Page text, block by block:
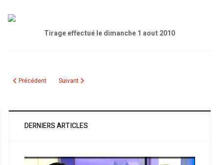
Tirage effectué le dimanche 1 aout 2010
Article précédent : Résultat du tirage des livres "Notre ami Bouteflika - De
Précédent Article suivant : Résultat du tirage des livres "Jacques
Suivant
DERNIERS ARTICLES